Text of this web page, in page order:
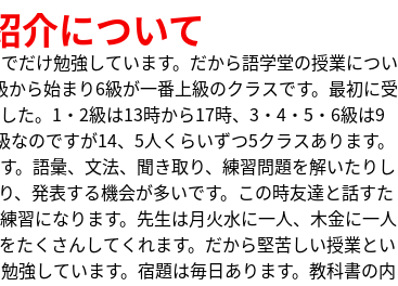
介について
だけ勉強しています。だから語学堂の授業につい
ら始まり6級が一番上級のクラスです。最初に受
た。1・2級は13時から17時、3・4・5・6級は9
のですが14、5人くらいずつ5クラスあります。
。語彙、文法、聞き取り、練習問題を解いたりし
、発表する機会が多いです。この時友達と話すた
習になります。先生は月火水に一人、木金に一人
たくさんしてくれます。だから堅苦しい授業とい
強しています。宿題は毎日あります。教科書の内